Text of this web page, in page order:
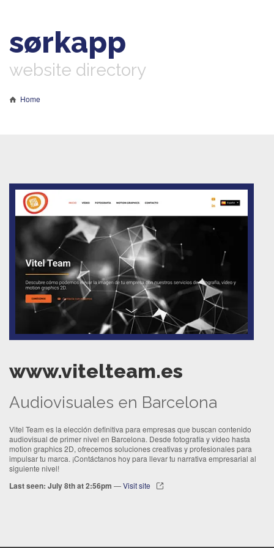
sørkapp
website directory
Home
www.vitelteam.es
Audiovisuales en Barcelona
Vitel Team es la elección definitiva para empresas que buscan contenido
audiovisual de primer nivel en Barcelona. Desde fotografía y vídeo hasta
motion graphics 2D, ofrecemos soluciones creativas y profesionales para
impulsar tu marca. ¡Contáctanos hoy para llevar tu narrativa empresarial al
siguiente nivel!
Last seen: July 8th at 2:56pm —Visit site